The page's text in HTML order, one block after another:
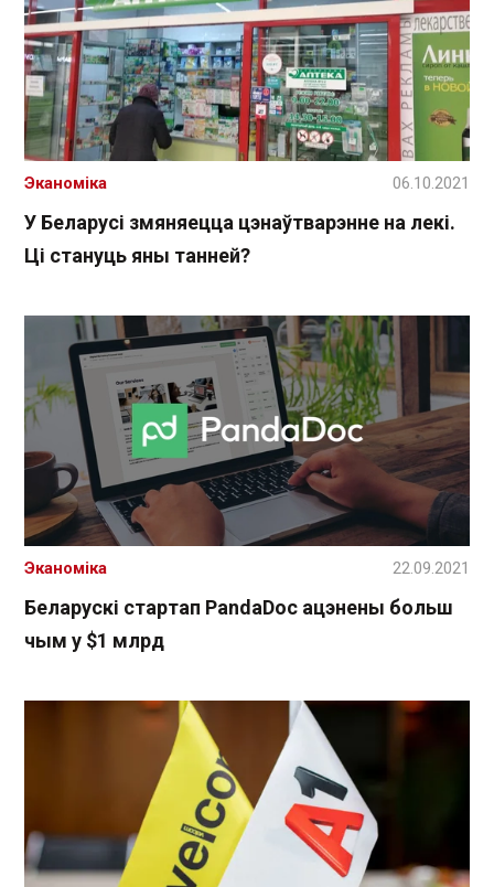
У Беларусі змяняецца цэнаўтварэнне на лекі.
Ці стануць яны танней?
Эканоміка 06.10.2021
Беларускі стартап PandaDoc ацэнены больш
чым у $1 млрд
Эканоміка 22.09.2021